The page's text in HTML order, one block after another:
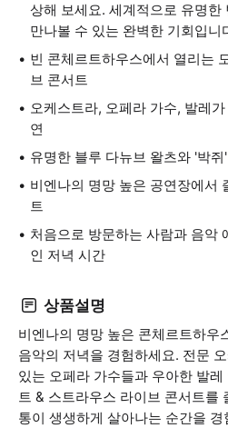
상해 보세요. 세계적으로 유명한
만나볼 수 있는 완벽한 기회입니
빈 콘체르트하우스에서 열리는
브 콘서트
오케스트라, 오페라 가수, 발레
연
유명한 블루 다뉴브 왈츠와 '박
비엔나의 명망 높은 공연장에서
트
처음으로 방문하는 사람과 음악
인 저녁 시간
상품설명
비엔나의 명망 높은 콘체르트하우
음악의 저녁을 경험하세요. 전문
있는 오페라 가수들과 우아한 발
트 & 스트라우스 라이브 콘서트를
통이 생생하게 살아나는 순간을 경